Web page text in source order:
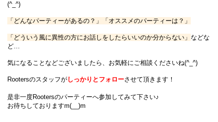
(^_^)
「どんなパーティーがあるの？」「オススメのパーティーは？」
「 どういう風に異性の方にお話しをしたらいいのか分からない 」 などな
ど…
気になることなどございましたら、お気軽にご相談くださいね(^_^)
Rootersのスタッフがしっかりとフォローさせて頂きます！
是非一度Rootersのパーティーへ参加してみて下さい♪
お待ちしておりますm(__)m